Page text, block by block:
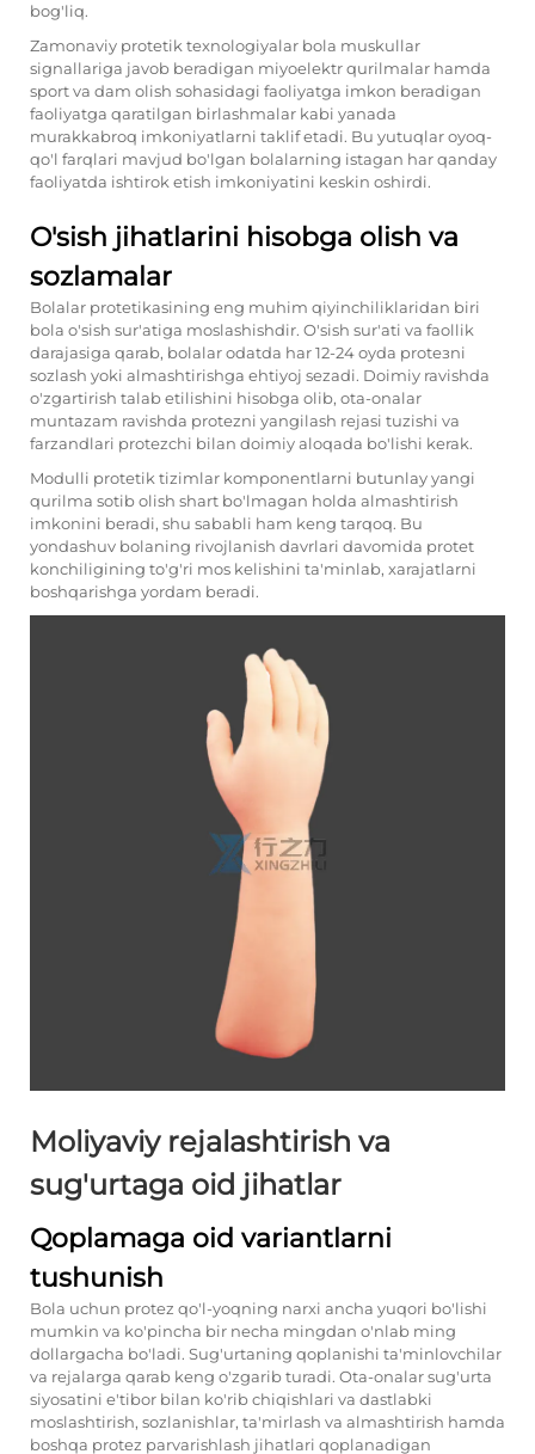
bog'liq.
Zamonaviy protetik texnologiyalar bola muskullar
signallariga javob beradigan miyoelektr qurilmalar hamda
sport va dam olish sohasidagi faoliyatga imkon beradigan
faoliyatga qaratilgan birlashmalar kabi yanada
murakkabroq imkoniyatlarni taklif etadi. Bu yutuqlar oyoq-
qo'l farqlari mavjud bo'lgan bolalarning istagan har qanday
faoliyatda ishtirok etish imkoniyatini keskin oshirdi.
O'sish jihatlarini hisobga olish va
sozlamalar
Bolalar protetikasining eng muhim qiyinchiliklaridan biri
bola o'sish sur'atiga moslashishdir. O'sish sur'ati va faollik
darajasiga qarab, bolalar odatda har 12-24 oyda protезni
sozlash yoki almashtirishga ehtiyoj sezadi. Doimiy ravishda
o'zgartirish talab etilishini hisobga olib, ota-onalar
muntazam ravishda protеzni yangilash rejasi tuzishi va
farzandlari protеzchi bilan doimiy aloqada bo'lishi kerak.
Modulli protеtik tizimlar komponentlarni butunlay yangi
qurilma sotib olish shart bo'lmagan holda almashtirish
imkonini beradi, shu sababli ham keng tarqoq. Bu
yondashuv bolaning rivojlanish davrlari davomida protеt
konchiligining to'g'ri mos kelishini ta'minlab, xarajatlarni
boshqarishga yordam beradi.
Moliyaviy rejalashtirish va
sug'urtaga oid jihatlar
Qoplamaga oid variantlarni
tushunish
Bola uchun protez qo'l-yoqning narxi ancha yuqori bo'lishi
mumkin va ko'pincha bir necha mingdan o'nlab ming
dollargacha bo'ladi. Sug'urtaning qoplanishi ta'minlovchilar
va rejalarga qarab keng o'zgarib turadi. Ota-onalar sug'urta
siyosatini e'tibor bilan ko'rib chiqishlari va dastlabki
moslashtirish, sozlanishlar, ta'mirlash va almashtirish hamda
boshqa protez parvarishlash jihatlari qoplanadigan